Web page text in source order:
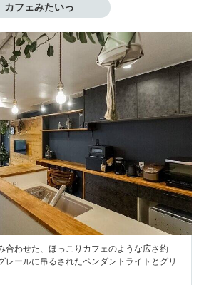
カフェみたいっ
合わせた、ほっこりカフェのような広さ約
レールに吊るされたペンダントライトとグリ